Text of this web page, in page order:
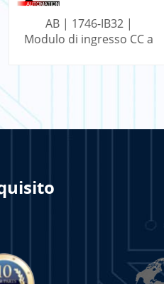
AB | 1746-IB32 |
Modulo di ingresso CC a